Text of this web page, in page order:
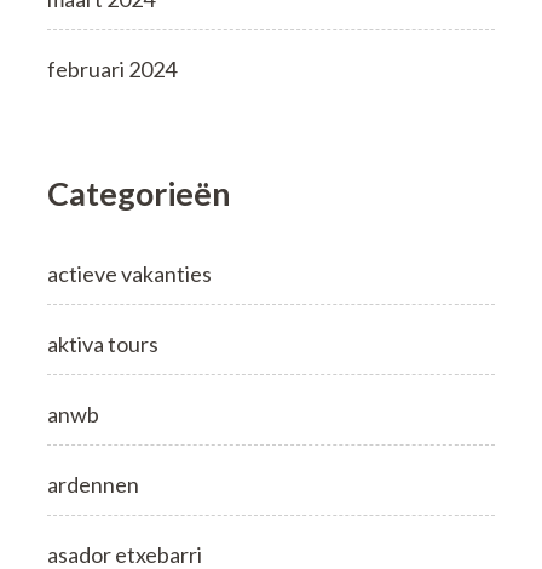
februari 2024
Categorieën
actieve vakanties
aktiva tours
anwb
ardennen
asador etxebarri